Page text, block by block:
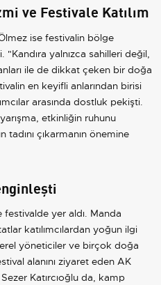
ve Festivale Katılım
ise festivalin bölge
"Kandıra yalnızca sahilleri değil,
ile de dikkat çeken bir doğa
en keyifli anlarından birisi
arasında dostluk pekişti.
yarışma, etkinliğin ruhunu
tadını çıkarmanın önemine
festivalde yer aldı. Manda
katılımcılardan yoğun ilgi
yöneticiler ve birçok doğa
alanını ziyaret eden AK
Katırcıoğlu da, kamp